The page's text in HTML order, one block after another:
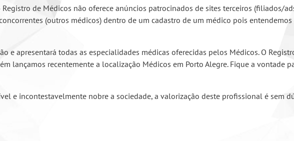
de Médicos não oferece anúncios patrocinados de sites terceiros (filiados/
(outros médicos) dentro de um cadastro de um médico pois
e apresentará todas as especialidades médicas oferecidas pelos Médicos. O
lançamos recentemente a localização Médicos em Porto Alegre. Fique a vontade
e incontestavelmente nobre a sociedade, a valorização deste profissional é sem